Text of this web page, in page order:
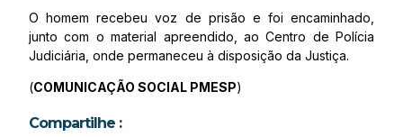
O homem recebeu voz de prisão e foi encaminhado,
junto com o material apreendido, ao Centro de Polícia
Judiciária, onde permaneceu à disposição da Justiça.
(COMUNICAÇÃO SOCIAL PMESP)
Compartilhe :